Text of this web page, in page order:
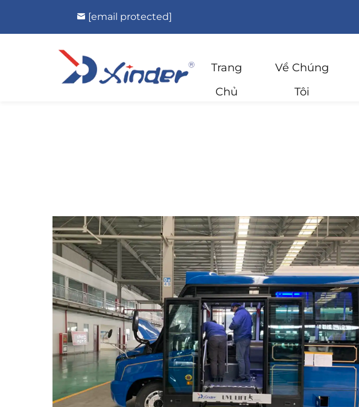
[email protected]
Trang
Chủ
Về Chúng
Tôi